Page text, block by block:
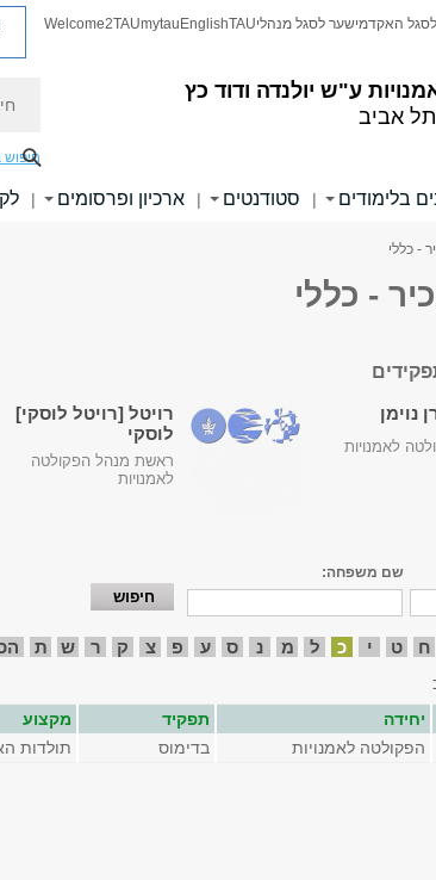
ע"ש יולנדה ודוד כץ
אביב
האקדמישער לסגל מנהליTAU
English
mytau
Welcome2TAU
בלימודים | סטודנטים | ארכיון ופרסומים |
- כללי
- כללי
נוימן
לאמנויות
רויטל [רויטל לוסקי]
לוסקי
ראשת מנהל הפקולטה
לאמנויות
שם משפחה:
ח ט י כ ל מ נ ס ע פ צ ק ר ש ת
יחידה תפקיד מקצוע
הפקולטה לאמנויות בדימוס תולדות